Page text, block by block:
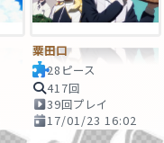
粟田口
28ピース
417回
39回プレイ
17/01/23 16:02